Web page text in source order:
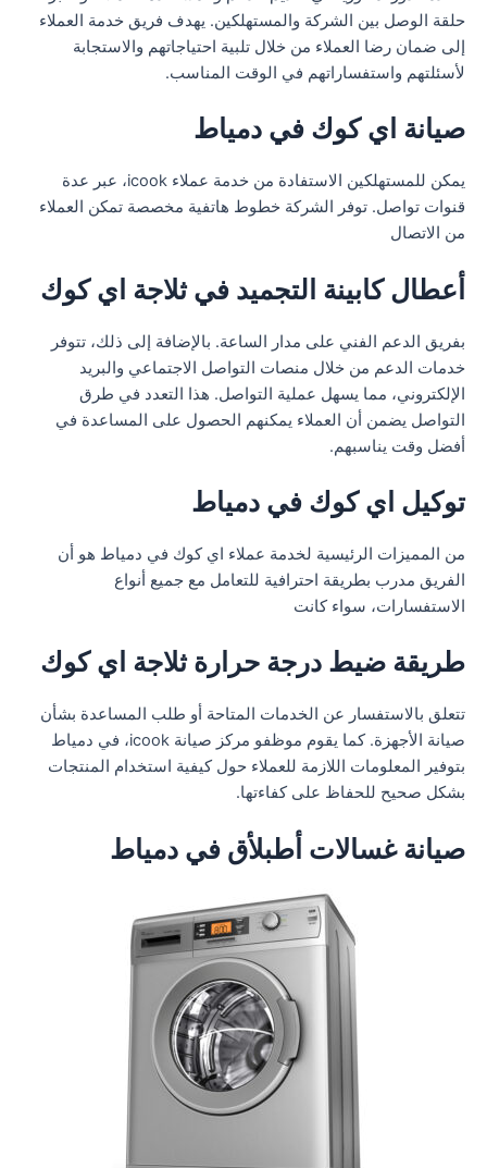
حلقة الوصل بين الشركة والمستهلكين. يهدف فريق خدمة العملاء
إلى ضمان رضا العملاء من خلال تلبية احتياجاتهم والاستجابة
لأسئلتهم واستفساراتهم في الوقت المناسب.
صيانة اي كوك في دمياط
يمكن للمستهلكين الاستفادة من خدمة عملاء icook، عبر عدة
قنوات تواصل. توفر الشركة خطوط هاتفية مخصصة تمكن العملاء
من الاتصال
أعطال كابينة التجميد في ثلاجة اي كوك
بفريق الدعم الفني على مدار الساعة. بالإضافة إلى ذلك، تتوفر
خدمات الدعم من خلال منصات التواصل الاجتماعي والبريد
الإلكتروني، مما يسهل عملية التواصل. هذا التعدد في طرق
التواصل يضمن أن العملاء يمكنهم الحصول على المساعدة في
أفضل وقت يناسبهم.
توكيل اي كوك في دمياط
من المميزات الرئيسية لخدمة عملاء اي كوك في دمياط هو أن
الفريق مدرب بطريقة احترافية للتعامل مع جميع أنواع
الاستفسارات، سواء كانت
طريقة ضيط درجة حرارة ثلاجة اي كوك
تتعلق بالاستفسار عن الخدمات المتاحة أو طلب المساعدة بشأن
صيانة الأجهزة. كما يقوم موظفو مركز صيانة icook، في دمياط
بتوفير المعلومات اللازمة للعملاء حول كيفية استخدام المنتجات
بشكل صحيح للحفاظ على كفاءتها.
صيانة غسالات أطبلأق في دمياط